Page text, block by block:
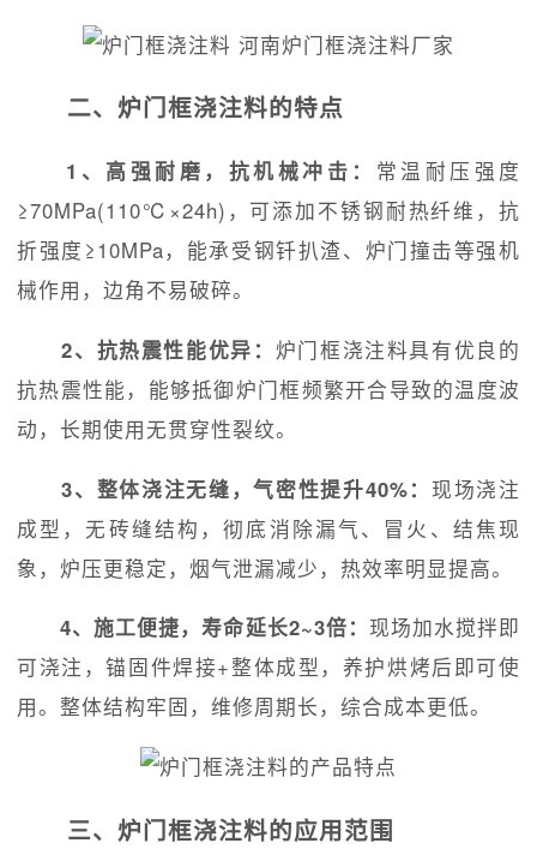
二、炉门框浇注料的特点
1、高强耐磨，抗机械冲击： 常温耐压强度
≥70MPa(110℃×24h)，可添加不锈钢耐热纤维，抗
折强度≥10MPa，能承受钢钎扒渣、炉门撞击等强机
械作用，边角不易破碎。
2、抗热震性能优异： 炉门框浇注料具有优良的
抗热震性能，能够抵御炉门框频繁开合导致的温度波
动，长期使用无贯穿性裂纹。
3、整体浇注无缝，气密性提升40%：现场浇注
成型，无砖缝结构，彻底消除漏气、冒火、结焦现
象，炉压更稳定，烟气泄漏减少，热效率明显提高。
4、施工便捷，寿命延长2~3倍： 现场加水搅拌即
可浇注，锚固件焊接+整体成型，养护烘烤后即可使
用。整体结构牢固，维修周期长，综合成本更低。
三、炉门框浇注料的应用范围